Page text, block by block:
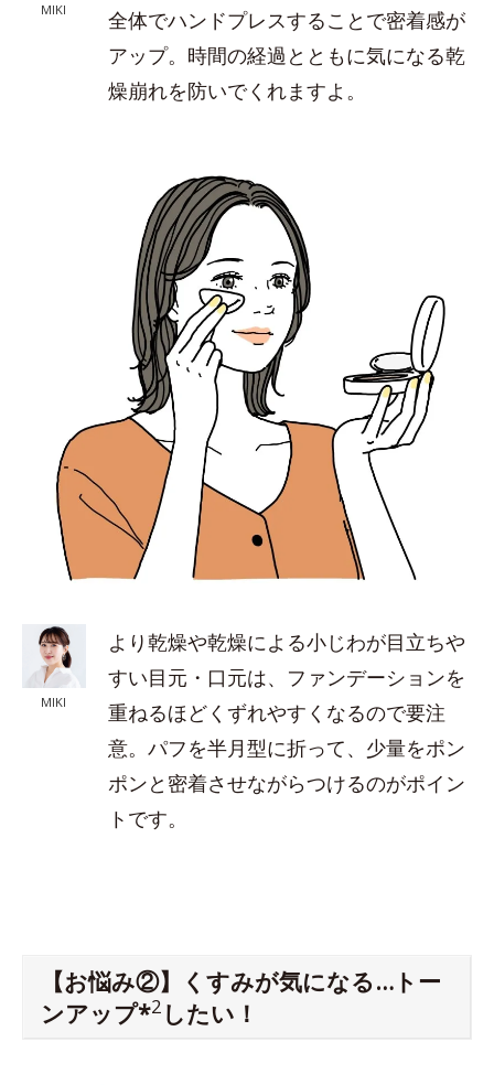
MIKI
全体でハンドプレスすることで密着感が
アップ。時間の経過とともに気になる乾
燥崩れを防いでくれますよ。
MIKI
より乾燥や乾燥による小じわが目立ちや
すい目元・口元は、ファンデーションを
重ねるほどくずれやすくなるので要注
意。パフを半月型に折って、少量をポン
ポンと密着させながらつけるのがポイン
トです。
【お悩み②】くすみが気になる…トー
ンアップ*2 したい！